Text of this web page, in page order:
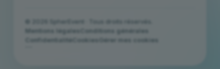
© 2026 SpherEvent · Tous droits réservés.
Mentions légales
Conditions générales
Confidentialité Cookies Gérer mes cookies